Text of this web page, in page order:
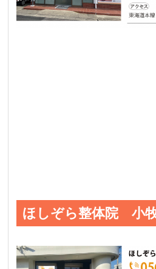
ほしぞら整体院 小